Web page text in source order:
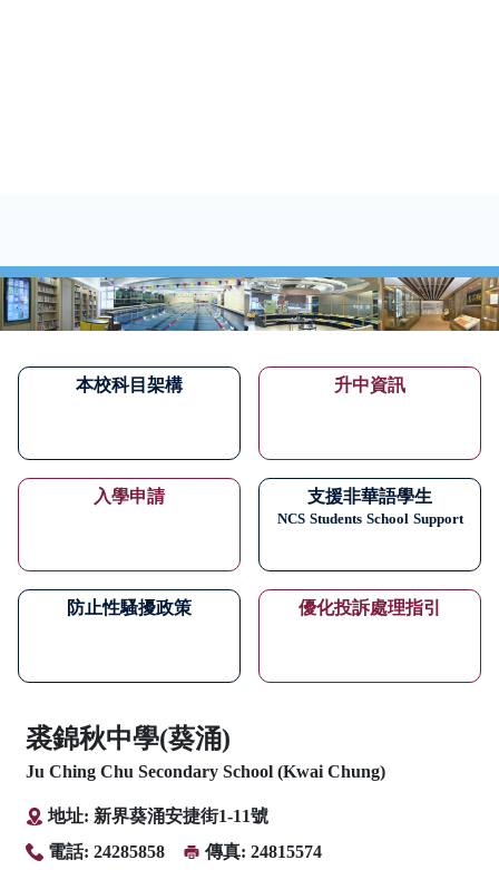
本校科目架構 升中資訊
入學申請 支援非華語學生
NCS Students School Support
防止性騷擾政策 優化投訴處理指引
裘錦秋中學(葵涌)
Ju Ching Chu Secondary School (Kwai Chung)
地址: 新界葵涌安捷街1-11號
電話: 24285858
傳真: 24815574